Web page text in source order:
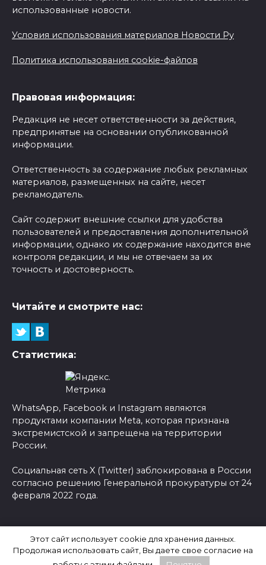
использованные новости.
Условия использования материалов Новости Ру
Политика использования cookie-файлов
Правовая информация:
Редакция не несет ответственности за действия,
предпринятые на основании опубликованной
информации.
Ответственность за содержание любых рекламных
материалов, размещенных на сайте, несет
рекламодатель.
Сайт содержит внешние ссылки для удобства
пользователей и предоставления дополнительной
информации, однако их содержание находится вне
контроля редакции, и мы не отвечаем за их
точность и достоверность.
Читайте и смотрите нас:
Статистика:
WhatsApp, Facebook и Instagram являются
продуктами компании Meta, которая признана
экстремистской и запрещена на территории
России.
Социальная сеть X (Twitter) заблокирована в России
согласно решению Генеральной прокуратуры от 24
февраля 2022 года.
Последние новости России
Этот сайт использует cookie для хранения данных.
Продолжая использовать сайт, Вы даете свое согласие на